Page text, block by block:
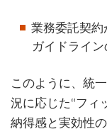
業務委託契約
ガイドライン
このように、統
況に応じた“フィ
納得感と実効性